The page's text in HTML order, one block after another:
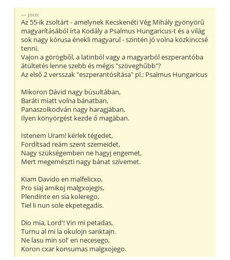
joco:
Az 55-ik zsoltárt - amelynek Kecskenéti Vég Mihály gyönyörű
magyarításából írta Kodály a Psalmus Hungaricus-t és a világ
sok nagy kórusa énekli magyarul - szintén jó volna közkinccsé
tenni.
Vajon a görögből, a latinból vagy a magyarból eszperantóba
átültetés lenne szebb és mégis "szöveghűbb"?
Az első 2 versszak "eszperantósítása" pl.: Psalmus Hungaricus
Mikoron Dávid nagy búsultában,
Baráti miatt volna bánatban,
Panaszolkodván nagy haragjában,
Ilyen könyörgést kezde ő magában.
Istenem Uram! kérlek tégedet,
Fordítsad reám szent szemeidet,
Nagy szükségemben ne hagyj engemet,
Mert megemészti nagy bánat szívemet.
Kiam Davido en malfelicxo,
Pro siaj amikoj malgxojegis,
Plendinte en sia kolerego,
Tiel li nun sole ekpetegadis.
Dio mia, Lord'! Vin mi petadas,
Turnu al mi la okulojn sanktajn.
Ne lasu min sol' en necesego,
Koron cxar konsumas malgxojego.